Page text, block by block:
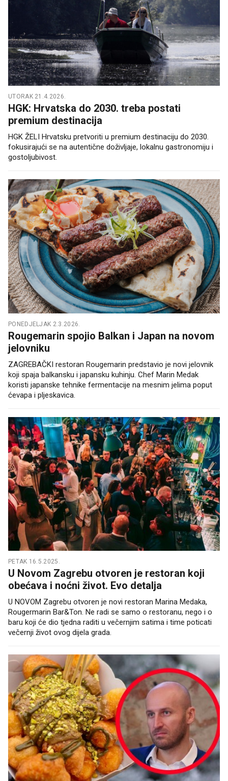
UTORAK 21.4.2026.
HGK: Hrvatska do 2030. treba postati
premium destinacija
HGK ŽELI Hrvatsku pretvoriti u premium destinaciju do 2030.
fokusirajući se na autentične doživljaje, lokalnu gastronomiju i
gostoljubivost.
PONEDJELJAK 2.3.2026.
Rougemarin spojio Balkan i Japan na novom
jelovniku
ZAGREBAČKI restoran Rougemarin predstavio je novi jelovnik
koji spaja balkansku i japansku kuhinju. Chef Marin Medak
koristi japanske tehnike fermentacije na mesnim jelima poput
ćevapa i pljeskavica.
PETAK 16.5.2025.
U Novom Zagrebu otvoren je restoran koji
obećava i noćni život. Evo detalja
U NOVOM Zagrebu otvoren je novi restoran Marina Medaka,
Rougermarin Bar&Ton. Ne radi se samo o restoranu, nego i o
baru koji će dio tjedna raditi u večernjim satima i time poticati
večernji život ovog dijela grada.